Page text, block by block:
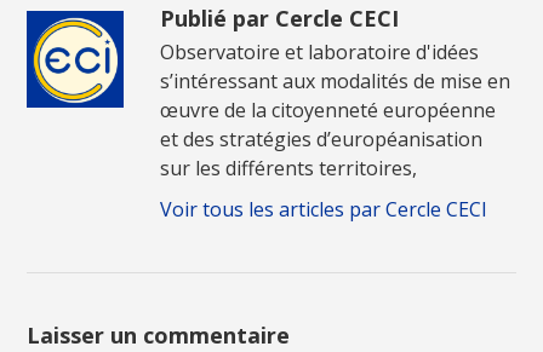
Publié par Cercle CECI
Observatoire et laboratoire d'idées
s’intéressant aux modalités de mise en
œuvre de la citoyenneté européenne
et des stratégies d’européanisation
sur les différents territoires,
Voir tous les articles par Cercle CECI
Laisser un commentaire